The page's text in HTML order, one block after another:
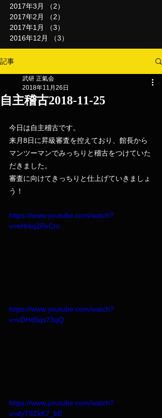
2017年3月
（2）
2017年2月
（2）
2017年1月
（3）
2016年12月
（3）
記事
自主稽古2018-11-25
武研 正氣会
2018年11月26日
今日は自主稽古です。
来月8日に昇級審査を控えており、館長から
マンツーマンでみっちりと稽古をつけていた
だきました。
審査に向けてきっちりと仕上げていきましょ
う！
https://www.youtube.com/watch?
v=eHrkq2PeCrc
https://www.youtube.com/watch?
v=vDHd5qs73qQ
https://www.youtube.com/watch?
v=dyT9ZkK7_bE